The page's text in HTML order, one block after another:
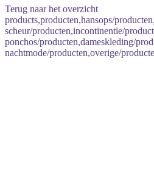
Terug naar het overzicht
products,producten,hansops/
scheur/producten,incontinentie/
ponchos/producten,dameskleding/
nachtmode/producten,overige/